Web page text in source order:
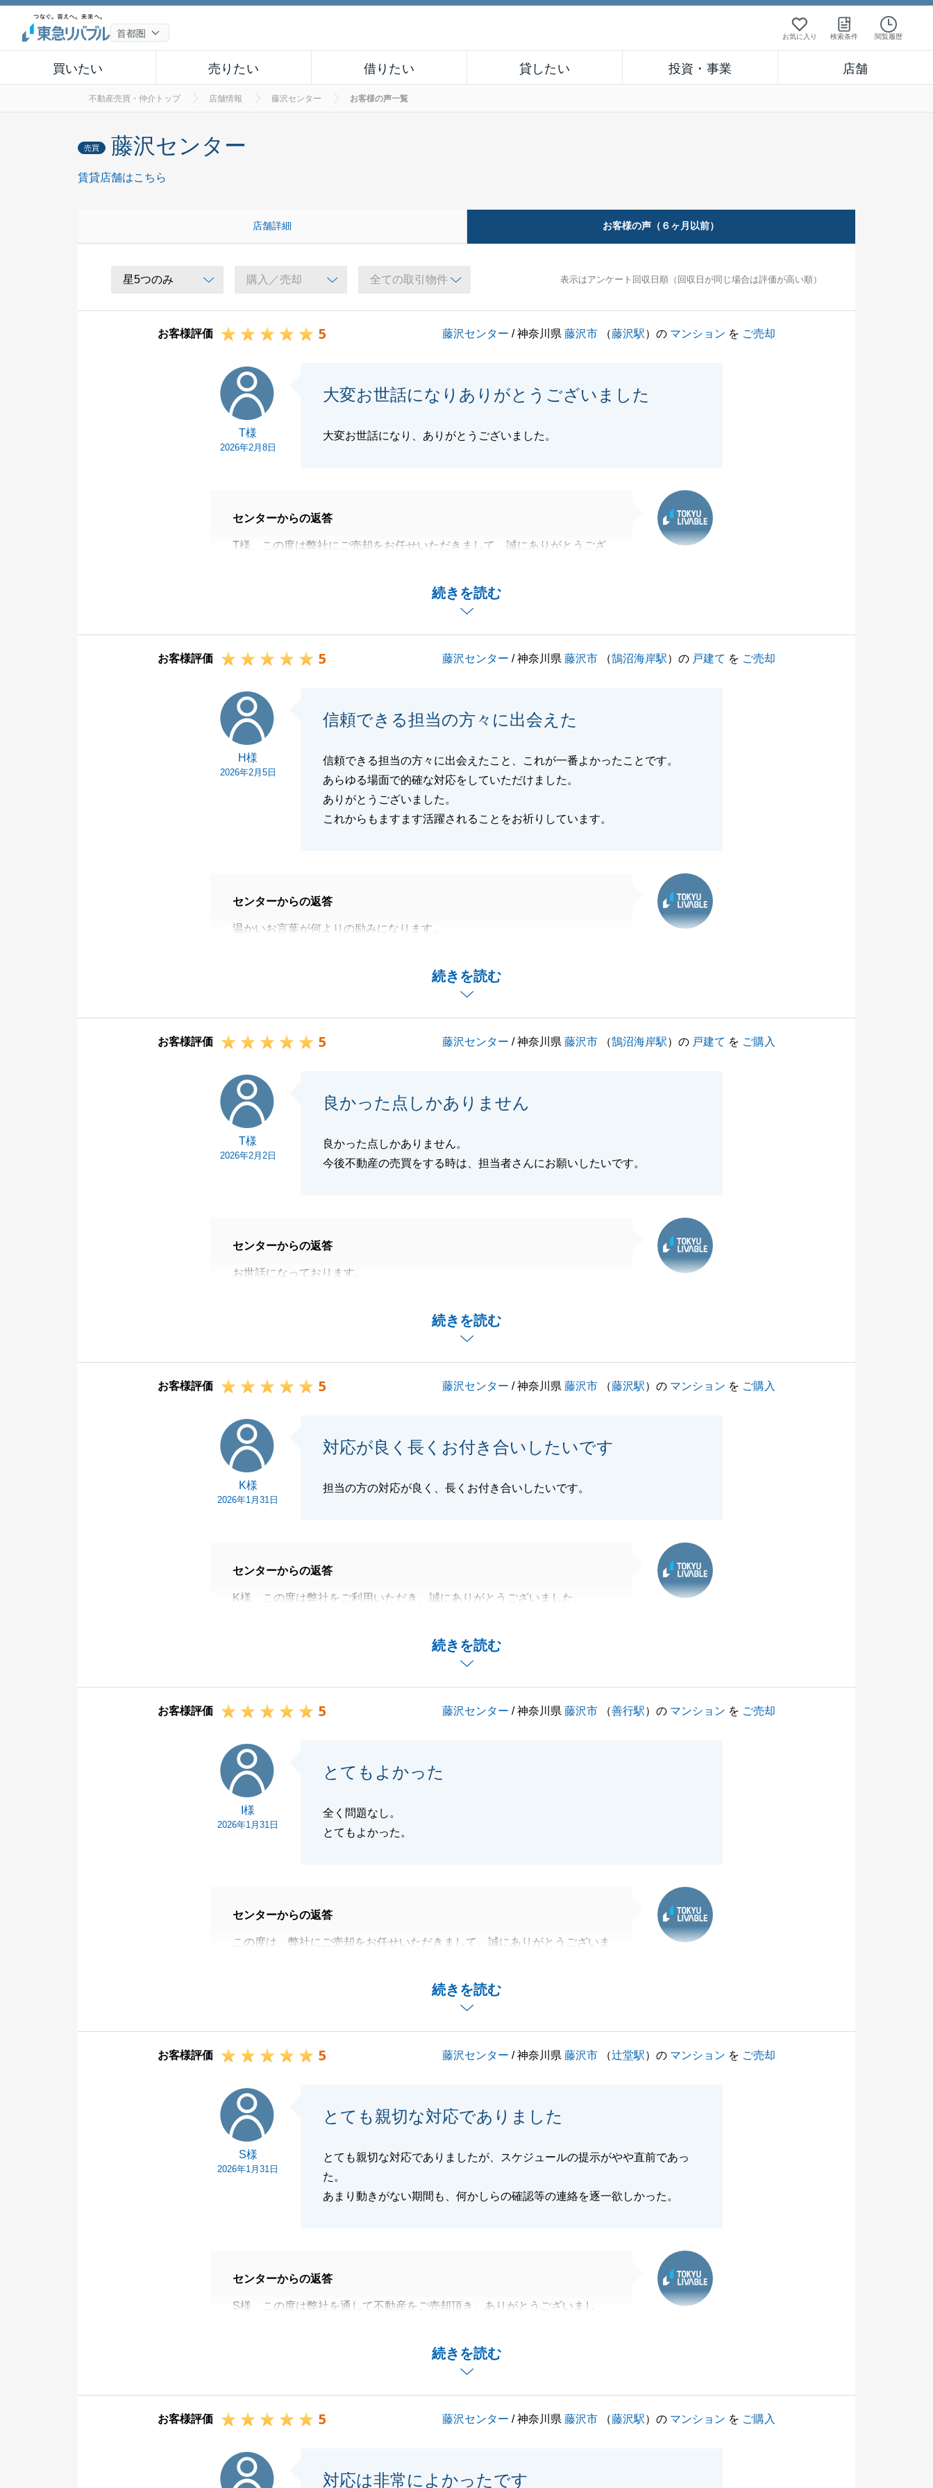
お気に入り 検索条件 閲覧履歴
買いたい 売りたい 借りたい 貸したい 投資・事業 店舗
不動産売買・仲介トップ 店舗情報 藤沢センター お客様の声一覧
売買 藤沢センター
賃貸店舗はこちら
店舗詳細 お客様の声（６ヶ月以前）
表示はアンケート回収日順（回収日が同じ場合は評価が高い順）
お客様評価 5 藤沢センター / 神奈川県藤沢市 （藤沢駅）の マンション を ご売却
T様
2026年2月8日
大変お世話になりありがとうございました
大変お世話になり、ありがとうございました。
続きを読む
センターからの返答
T様、この度は弊社にご売却をお任せいただきまして、誠にありがとうござ
T様は、売却、賃貸の両方でご検討をされておりましたが、最終的にご納得
今後も、不動産に関するご希望やご要望がございましたらお気軽にお申し付
引き続き、何卒よろしくお願い申し上げます。
閉じる
お客様評価 5 藤沢センター / 神奈川県藤沢市 （鵠沼海岸駅）の 戸建て を ご売却
H様
2026年2月5日
信頼できる担当の方々に出会えた
信頼できる担当の方々に出会えたこと、これが一番よかったことです。
あらゆる場面で的確な対応をしていただけました。
ありがとうございました。
これからもますます活躍されることをお祈りしています。
続きを読む
センターからの返答
温かいお言葉が何よりの励みになります。
閉じる
お客様評価
5 藤沢センター / 神奈川県藤沢市 （鵠沼海岸駅）の 戸建て を ご購入
T様
2026年2月2日
良かった点しかありません
良かった点しかありません。
今後不動産の売買をする時は、担当者さんにお願いしたいです。
続きを読む
センターからの返答
お世話になっております。
ご不明なことやご質問がございましたら、今後もお気軽にご連絡ください。
お客様評価 5 藤沢センター / 神奈川県藤沢市 （藤沢駅）の マンション を ご購入
K様
2026年1月31日
対応が良く長くお付き合いしたいです
担当の方の対応が良く、長くお付き合いしたいです。
続きを読む
センターからの返答
K様、この度は弊社をご利用いただき、誠にありがとうございました。
今度、不動産に関して何かお困りごとがございましたら、お気軽にご連絡い
閉じる
お客様評価 5 藤沢センター / 神奈川県藤沢市 （善行駅）の マンション を ご売却
I様
2026年1月31日
とてもよかった
全く問題なし。
とてもよかった。
続きを読む
センターからの返答
この度は、弊社にご売却をお任せいただきまして、誠にありがとうございま
最初のお打ち合わせからお引渡しを迎えるまで、多大なるご協力をいただき
引き続き、何卒よろしくお願い申し上げます。
お客様評価 5 藤沢センター / 神奈川県藤沢市 （辻堂駅）の マンション を ご売却
S様
2026年1月31日
とても親切な対応でありました
とても親切な対応でありましたが、スケジュールの提示がやや直前であっ
た。
あまり動きがない期間も、何かしらの確認等の連絡を逐一欲しかった。
続きを読む
センターからの返答
S様、この度は弊社を通して不動産をご売却頂き、ありがとうございまし
またお忙しい中、貴重なご意見を頂きまして、重ねて御礼申し上げます。
スケジュールの提示が遅くなってしまい、大変申し訳ございませんでした。
引き続き宜しくお願いいたします。
お客様評価 5 藤沢センター / 神奈川県藤沢市 （藤沢駅）の マンション を ご購入
対応は非常によかったです